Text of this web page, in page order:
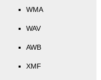
WMA
WAV
AWB
XMF